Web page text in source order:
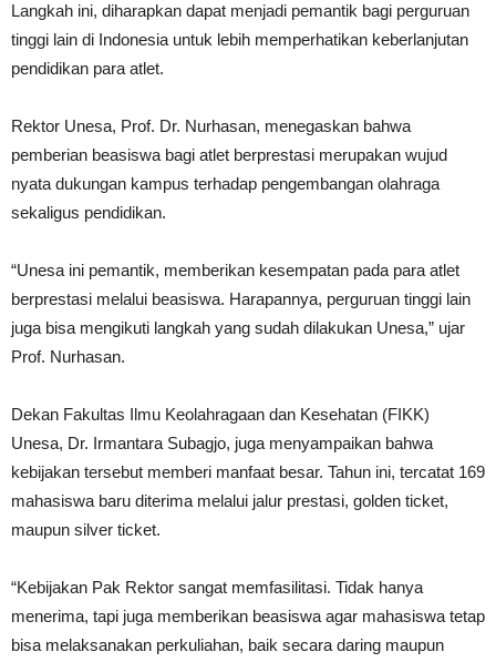
Langkah ini, diharapkan dapat menjadi pemantik bagi perguruan
tinggi lain di Indonesia untuk lebih memperhatikan keberlanjutan
pendidikan para atlet.
Rektor Unesa, Prof. Dr. Nurhasan, menegaskan bahwa
pemberian beasiswa bagi atlet berprestasi merupakan wujud
nyata dukungan kampus terhadap pengembangan olahraga
sekaligus pendidikan.
“Unesa ini pemantik, memberikan kesempatan pada para atlet
berprestasi melalui beasiswa. Harapannya, perguruan tinggi lain
juga bisa mengikuti langkah yang sudah dilakukan Unesa,” ujar
Prof. Nurhasan.
Dekan Fakultas Ilmu Keolahragaan dan Kesehatan (FIKK)
Unesa, Dr. Irmantara Subagjo, juga menyampaikan bahwa
kebijakan tersebut memberi manfaat besar. Tahun ini, tercatat 169
mahasiswa baru diterima melalui jalur prestasi, golden ticket,
maupun silver ticket.
“Kebijakan Pak Rektor sangat memfasilitasi. Tidak hanya
menerima, tapi juga memberikan beasiswa agar mahasiswa tetap
bisa melaksanakan perkuliahan, baik secara daring maupun